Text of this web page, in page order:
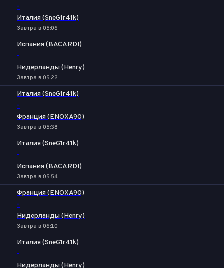
-
Италия (SneG1r41k)
Завтра в 05:06
Испания (BACARDI)
-
Нидерланды (Henry)
Завтра в 05:22
Италия (SneG1r41k)
-
Франция (ENOXA90)
Завтра в 05:38
Италия (SneG1r41k)
-
Испания (BACARDI)
Завтра в 05:54
Франция (ENOXA90)
-
Нидерланды (Henry)
Завтра в 06:10
Италия (SneG1r41k)
-
Нидерланды (Henry)